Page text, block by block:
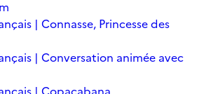
| Connasse, Princesse des
| Conversation animée avec